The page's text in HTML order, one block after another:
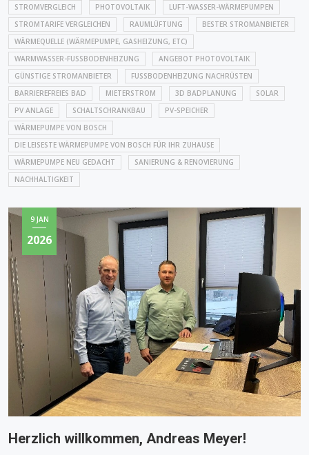
STROMVERGLEICH
PHOTOVOLTAIK
LUFT-WASSER-WÄRMEPUMPEN
STROMTARIFE VERGLEICHEN
RAUMLÜFTUNG
BESTER STROMANBIETER
WÄRMEQUELLE (WÄRMEPUMPE, GASHEIZUNG, ETC)
WARMWASSER-FUSSBODENHEIZUNG
ANGEBOT PHOTOVOLTAIK
GÜNSTIGE STROMANBIETER
FUSSBODENHEIZUNG NACHRÜSTEN
BARRIEREFREIES BAD
MIETERSTROM 3D BADPLANUNG
SOLAR
PV ANLAGE
SCHALTSCHRANKBAU
PV-SPEICHER
WÄRMEPUMPE VON BOSCH
DIE LEISESTE WÄRMEPUMPE VON BOSCH FÜR IHR ZUHAUSE
WÄRMEPUMPE NEU GEDACHT
SANIERUNG & RENOVIERUNG
NACHHALTIGKEIT
Herzlich willkommen, Andreas Meyer!
9 JAN
2026